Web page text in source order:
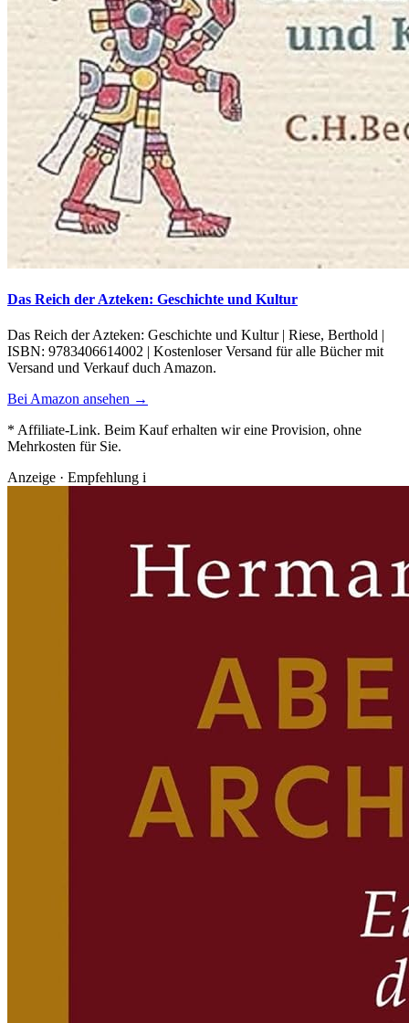
Das Reich der Azteken: Geschichte und Kultur
Das Reich der Azteken: Geschichte und Kultur | Riese, Berthold |
ISBN: 9783406614002 | Kostenloser Versand für alle Bücher mit
Versand und Verkauf duch Amazon.
Bei Amazon ansehen →
* Affiliate-Link. Beim Kauf erhalten wir eine Provision, ohne
Mehrkosten für Sie.
Anzeige · Empfehlung i